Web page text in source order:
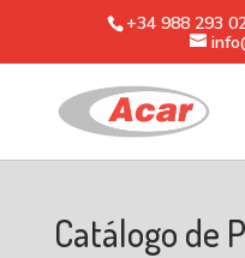
+34 988 293
Catálogo de